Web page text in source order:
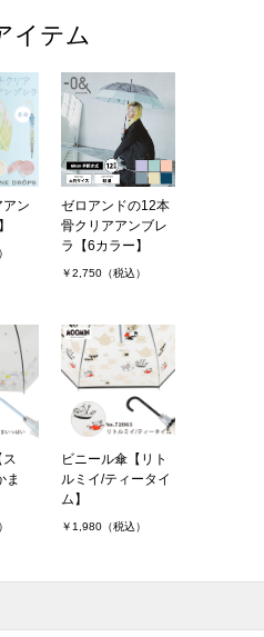
イテム
アン
ゼロアンドの12本
骨クリアアンブレ
ラ【6カラー】
￥2,750（税込）
ス
ま
ビニール傘【リト
ルミイ/ティータイ
ム】
￥1,980（税込）